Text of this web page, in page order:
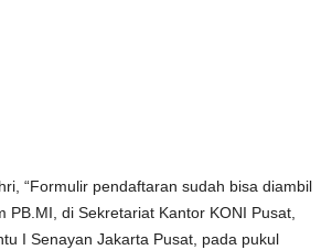
“Formulir pendaftaran sudah bisa diambil
PB.MI, di Sekretariat Kantor KONI Pusat,
I Senayan Jakarta Pusat, pada pukul